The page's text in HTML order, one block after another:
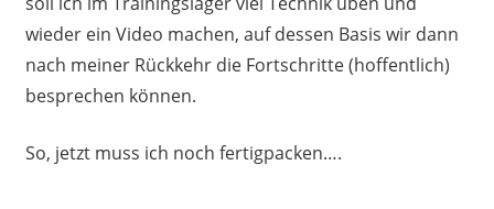
wieder ein Video machen, auf dessen Basis wir dann
nach meiner Rückkehr die Fortschritte (hoffentlich)
besprechen können.
So, jetzt muss ich noch fertigpacken….